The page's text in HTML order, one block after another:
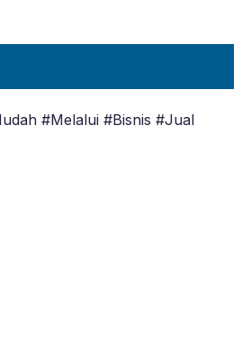
#Melalui #Bisnis #Jual